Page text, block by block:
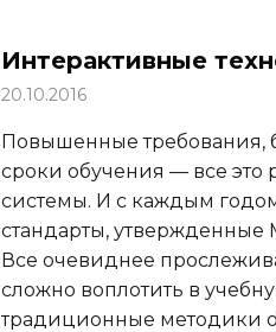
Интерактивные
20.10.2016
Повышенные
сроки обучения — все это
системы. И с каждым
стандарты, утвержденные
Все очевиднее
сложно воплотить в
традиционные методики